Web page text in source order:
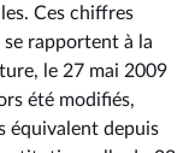
Ces chiffres
se rapportent à la
le 27 mai 2009
été modifiés,
équivalent depuis